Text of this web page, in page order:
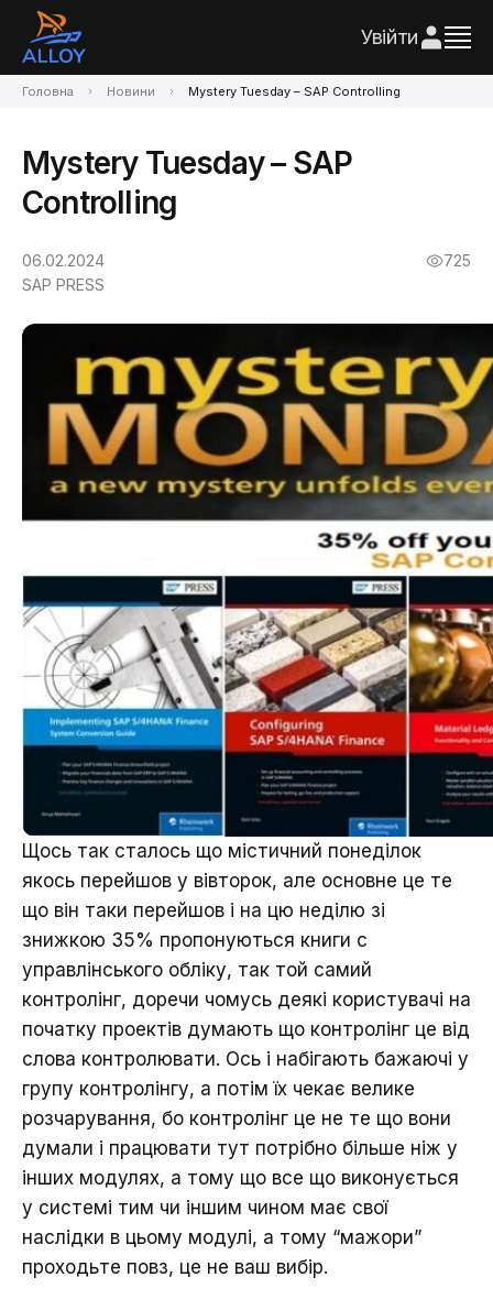
Увійти
Головна Новини Mystery Tuesday – SAP Controlling
Mystery Tuesday – SAP
Controlling
06.02.2024
SAP PRESS
725
Щось так сталось що містичний понеділок
якось перейшов у вівторок, але основне це те
що він таки перейшов і на цю неділю зі
знижкою 35% пропонуються книги с
управлінського обліку, так той самий
контролінг, доречи чомусь деякі користувачі на
початку проектів думають що контролінг це від
слова контролювати. Ось і набігають бажаючі у
групу контролінгу, а потім їх чекає велике
розчарування, бо контролінг це не те що вони
думали і працювати тут потрібно більше ніж у
інших модулях, а тому що все що виконується
у системі тим чи іншим чином має свої
наслідки в цьому модулі, а тому “мажори”
проходьте повз, це не ваш вибір.